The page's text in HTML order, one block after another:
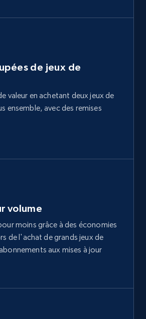
Listing inventory id, Title, Rating,
Reviews count item, Initial
products
Brand, Description, Initial
Final price high, Currency, and
de jeux de
valeur en achetant deux jeux de
ensemble, avec des remises
volume
moins grâce à des économies
de l'achat de grands jeux de
aux mises à jour